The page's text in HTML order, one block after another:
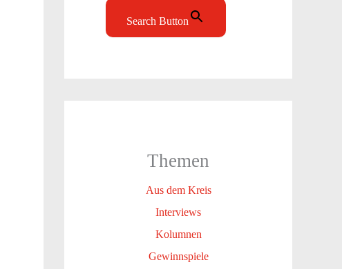
Search Button
Themen
Aus dem Kreis
Interviews
Kolumnen
Gewinnspiele